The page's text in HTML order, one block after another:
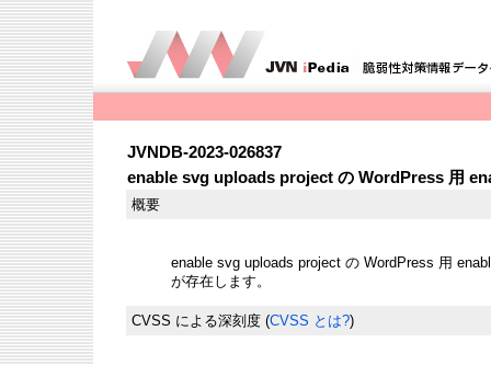
JVNDB-2023-026837
enable svg uploads project の WordPress 用
概要
enable svg uploads project の WordPress 用
が存在します。
CVSS による深刻度 (CVSS とは?)